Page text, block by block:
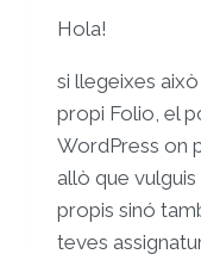
Hola!
si llegeixes
propi Folio, el
WordPress on
allò que
propis sinó
teves